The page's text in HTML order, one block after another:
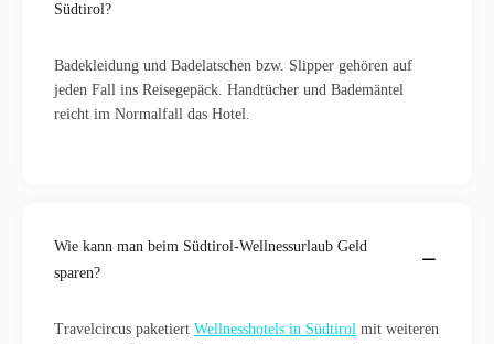
Südtirol?
Badekleidung und Badelatschen bzw. Slipper gehören auf
jeden Fall ins Reisegepäck. Handtücher und Bademäntel
reicht im Normalfall das Hotel.
Wie kann man beim Südtirol-Wellnessurlaub Geld
sparen?
Travelcircus paketiert Wellnesshotels in Südtirol mit weiteren